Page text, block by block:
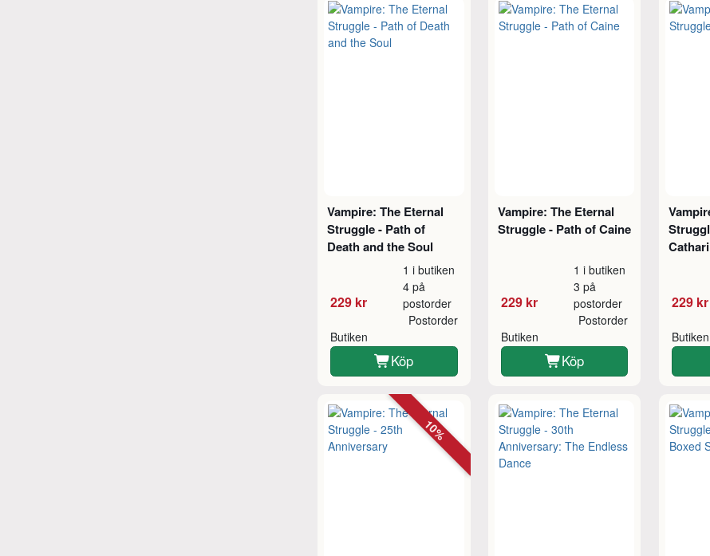
Vampire: The Eternal
Struggle - Path of
Death and the Soul
229 kr
1 i butiken
4 på
postorder
Butiken
Postorder
Köp
Vampire: The Eternal
Struggle - Path of Caine
229 kr
1 i butiken
3 på
postorder
Butiken
Postorder
Köp
Cathari
229 kr
Butiken
10%